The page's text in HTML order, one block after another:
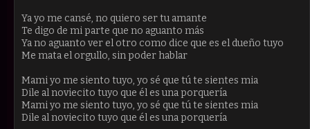
Ya yo me cansé, no quiero ser tu amante
Te digo de mi parte que no aguanto más
Ya no aguanto ver el otro como dice que es el dueño tuyo
Me mata el orgullo, sin poder hablar
Mami yo me siento tuyo, yo sé que tú te sientes mia
Dile al noviecito tuyo que él es una porquería
Mami yo me siento tuyo, yo sé que tú te sientes mia
Dile al noviecito tuyo que él es una porquería